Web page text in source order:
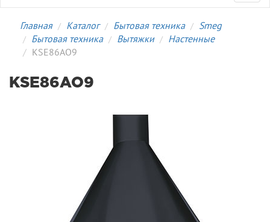
Главная Каталог Бытовая техника
Smeg
Бытовая техника
Вытяжки
Настенные
KSE86AO9
KSE86AO9